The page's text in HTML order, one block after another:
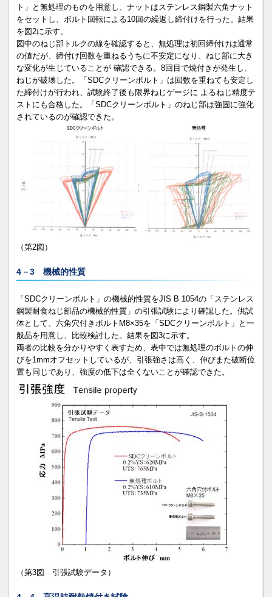
ト」と無処理のものを用意し、ナットはステンレス鋼製六角ナット
をセットし、ボルト回転による10回の繰返し締付けを行った。結果
を図2に示す。
図中のねじ部トルクの線を確認すると、無処理は初回締付けは通常
の値だが、締付け回数を重ねるうちに不安定になり、ねじ部に大き
な変化が生じていることが 確認できる。8回目で焼付きが発生し、
ねじが破壊した。「SDCクリーンボルト」は回数を重ねても安定し
た締付けが行われ、試験終了後も限界ねじゲージに よるねじ精度テ
ストにも合格した。「SDCクリーンボルト」のねじ部は強固に強化
されているのが確認できた。
（第2図）
4－3 機械的性質
「SDCクリーンボルト」の機械的性質をJIS B 1054の「ステンレス
鋼製耐食ねじ部品の機械的性質」の引張試験により確認した。供試
体として、六角穴付きボルトM8×35を「SDCクリーンボルト」と一
般品を用意し、比較検討した。結果を図3に示す。
両者の比較を分かりやすく表すため、表中では無処理のボルトの伸
びを1mmオフセットしているが、引張強さは高く、伸びまた破断位
置も同じであり、強度の低下は全くないことが確認できた。
（第3図 引張試験データ）